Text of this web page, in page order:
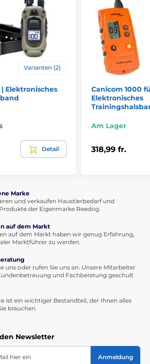
und Abmeßungen
: Breite 4,7 cm, Höhe 13,8 cm,
4,3cm, Gewicht 185gr.
Empfänger:
Funkgerät/ Empfänger
lange Laufzeit des
Einstellung der Impulse in 127 Stufen
und in 1 m eintauchbarer Empfänger
Hunde
innerhalb von 2 Studen
Varianten (2)
| Elektronisches
Detail
Canicom 1000
Elektronisches
Am Lager
318,99 fr.
Marke
und verkaufen Haustierbedarf und
der Eigenmarke Reedog.
auf dem Markt
auf dem Markt haben wir genug Erfahrung,
Marktführer zu werden.
uns oder rufen Sie uns an. Unsere Mitarbeiter
und Fachberatung geschult
ist ein wichtiger Bestandteil, der Ihnen alles
brauchen.
Newsletter
hier ein Anmeldung